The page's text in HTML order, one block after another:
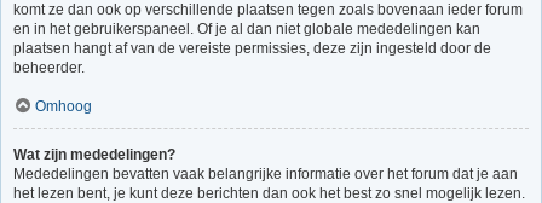
komt ze dan ook op verschillende plaatsen tegen zoals bovenaan ieder forum
en in het gebruikerspaneel. Of je al dan niet globale mededelingen kan
plaatsen hangt af van de vereiste permissies, deze zijn ingesteld door de
beheerder.
Omhoog
Wat zijn mededelingen?
Mededelingen bevatten vaak belangrijke informatie over het forum dat je aan
het lezen bent, je kunt deze berichten dan ook het best zo snel mogelijk lezen.